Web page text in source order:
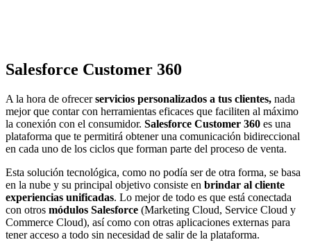
Salesforce Customer 360
A la hora de ofrecerservicios personalizados a tus clientes, nada
mejor que contar con herramientas eficaces que faciliten al máximo
la conexión con el consumidor. Salesforce Customer 360 es una
plataforma que te permitirá obtener una comunicación bidireccional
en cada uno de los ciclos que forman parte del proceso de venta.
Esta solución tecnológica, como no podía ser de otra forma, se basa
en la nube y su principal objetivo consiste en brindar al cliente
experiencias unificadas. Lo mejor de todo es que está conectada
con otros módulos Salesforce (Marketing Cloud, Service Cloud y
Commerce Cloud), así como con otras aplicaciones externas para
tener acceso a todo sin necesidad de salir de la plataforma.